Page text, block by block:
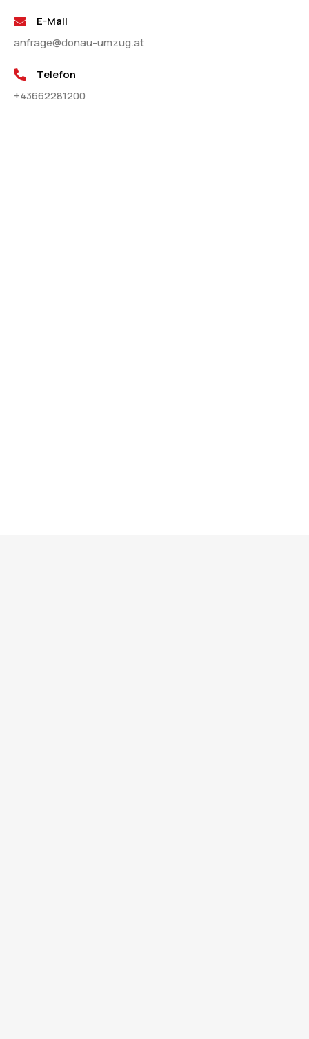
E-Mail
anfrage@donau-umzug.at
Telefon
+43662281200